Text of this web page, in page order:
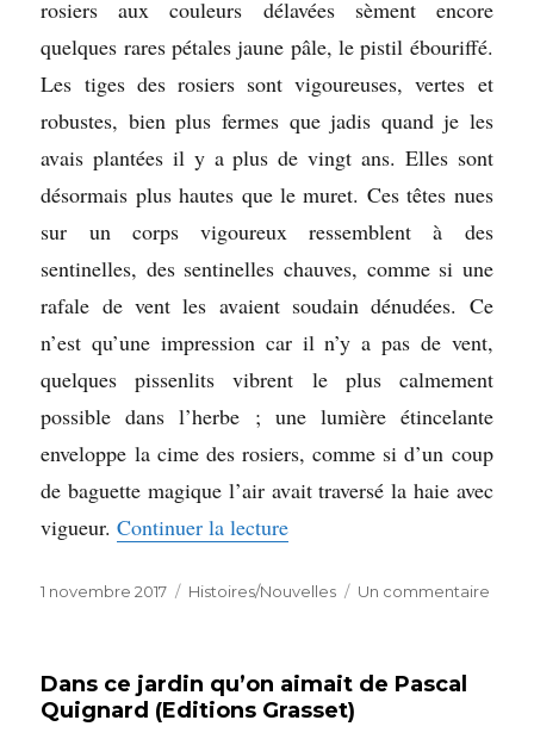
rosiers aux couleurs délavées sèment encore
quelques rares pétales jaune pâle, le pistil ébouriffé.
Les tiges des rosiers sont vigoureuses, vertes et
robustes, bien plus fermes que jadis quand je les
avais plantées il y a plus de vingt ans. Elles sont
désormais plus hautes que le muret. Ces têtes nues
sur un corps vigoureux ressemblent à des
sentinelles, des sentinelles chauves, comme si une
rafale de vent les avaient soudain dénudées. Ce
n’est qu’une impression car il n’y a pas de vent,
quelques pissenlits vibrent le plus calmement
possible dans l’herbe ; une lumière étincelante
enveloppe la cime des rosiers, comme si d’un coup
de baguette magique l’air avait traversé la haie avec
vigueur.Continuer la lecturede « Le journal d’une
Publié
1 novembre 2017 Catégories
Histoires/Nouvelles Un commentaire
Dans ce jardin qu’on aimait de Pascal
Quignard (Editions Grasset)